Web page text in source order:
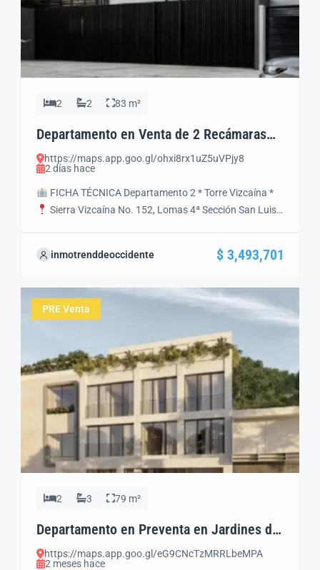
2 2 83 m²
Departamento en Venta de 2 Recámaras
con Acabados de Lujo | Lomas 4ª Sección |
Torre Vizcaína SLP
https://maps.app.goo.gl/ohxi8rx1uZ5uVPjy8
2 días hace
FICHA TÉCNICA Departamento 2 * Torre Vizcaína *
Sierra Vizcaína No. 152, Lomas 4ª Sección San Luis
Características Generales
Superficie: 83.99 m²
inmotrenddeoccidente $ 3,493,701
PRE Venta
2 3 79 m²
Departamento en Preventa en Jardines del
Bosque, Guadalajara | 2 Recámaras
https://maps.app.goo.gl/eG9CNcTzMRRLbeMPA
2 meses hace